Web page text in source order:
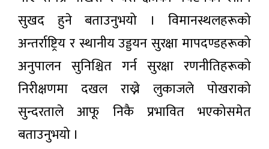
दूरसञ्चार
प्राधिकरणद्वारा
सेवा
प्रदायकलाई
आठबुँदे कडा
निर्देशन: फोजी
गुणस्तर सुधार
र फाइभजी
विस्तारमा जोड
७ घण्टा अगाडी
वीरगन्ज
नाकाबाट
ग्यास
आयात
बढ्यो,
नआत्तिन
आयल
अगाडी
मुलुकमा ८
सुखद हुने बताउनुभयो । विमानस्थलहरूको
अन्तर्राष्ट्रिय र स्थानीय उड्डयन सुरक्षा मापदण्डहरूको
अनुपालन सुनिश्चित गर्न सुरक्षा रणनीतिहरूको
निरीक्षणमा दखल राख्ने लुकाजले पोखराको
सुन्दरताले आफू निकै प्रभावित भएकोसमेत
बताउनुभयो ।